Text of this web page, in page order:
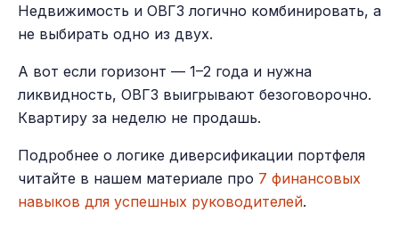
Недвижимость и ОВГЗ логично комбинировать, а
не выбирать одно из двух.
А вот если горизонт — 1–2 года и нужна
ликвидность, ОВГЗ выигрывают безоговорочно.
Квартиру за неделю не продашь.
Подробнее о логике диверсификации портфеля
читайте в нашем материале про 7 финансовых
навыков для успешных руководителей.